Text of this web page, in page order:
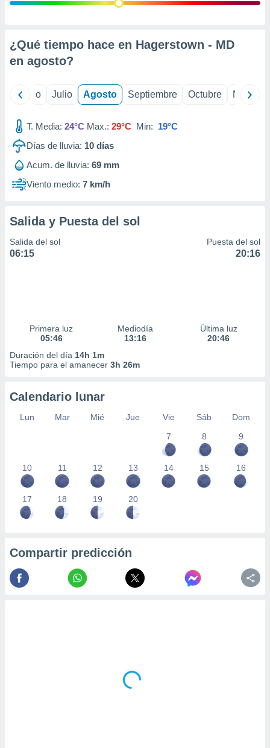
e
mediante
publicidad
de
1199
¿Qué tiempo hace en Hagerstown - MD
en agosto?
Junio Julio Agosto Septiembre Octubre
T. Media: 24°C Max.: 29°C Min: 19°C
Días de lluvia: 10 días
Acum. de lluvia: 69 mm
Viento medio: 7 km/h
Salida y Puesta del sol
Salida del sol
06:15
Puesta del sol
20:16
Primera luz
05:46
Mediodía
13:16
Última luz
20:46
Duración del día 14h 1m
Tiempo para el amanecer 3h 26m
Calendario lunar
Lun Mar Mié Jue Vie Sáb
Dom
7
8 9
10 11 12 13 14 15 16
17 18 19 20
Compartir predicción